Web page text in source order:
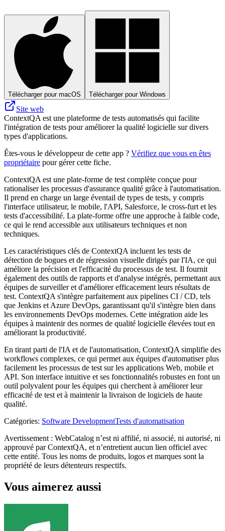
Télécharger pour macOS Télécharger pour Windows
Site web
ContextQA est une plateforme de tests automatisés qui facilite
l'intégration de tests pour améliorer la qualité logicielle sur divers
types d'applications.
Êtes-vous le développeur de cette app ? Vérifiez que vous en êtes
propriétaire pour gérer cette fiche.
ContextQA est une plate-forme de test complète conçue pour
rationaliser les processus d'assurance qualité grâce à l'automatisation.
Il prend en charge un large éventail de types de tests, y compris
l'interface utilisateur, le mobile, l'API, Salesforce, le cross-furt et les
tests d'accessibilité. La plate-forme offre une approche à faible code,
ce qui le rend accessible aux utilisateurs techniques et non
techniques.
Les caractéristiques clés de ContextQA incluent les tests de
détection de bogues et de régression visuelle dirigés par l'IA, ce qui
améliore la précision et l'efficacité du processus de test. Il fournit
également des outils de rapports et d'analyse intégrés, permettant aux
équipes de surveiller et d'améliorer efficacement leurs résultats de
test. ContextQA s'intègre parfaitement aux pipelines CI / CD, tels
que Jenkins et Azure DevOps, garantissant qu'il s'intègre bien dans
les environnements DevOps modernes. Cette intégration aide les
équipes à maintenir des normes de qualité logicielle élevées tout en
améliorant la productivité.
En tirant parti de l'IA et de l'automatisation, ContextQA simplifie des
workflows complexes, ce qui permet aux équipes d'automatiser plus
facilement les processus de test sur les applications Web, mobile et
API. Son interface intuitive et ses fonctionnalités robustes en font un
outil polyvalent pour les équipes qui cherchent à améliorer leur
efficacité de test et à maintenir la livraison de logiciels de haute
qualité.
Catégories: Software DevelopmentTests d'automatisation
Avertissement : WebCatalog n’est ni affilié, ni associé, ni autorisé, ni
approuvé par ContextQA, et n’entretient aucun lien officiel avec
cette entité. Tous les noms de produits, logos et marques sont la
propriété de leurs détenteurs respectifs.
Vous aimerez aussi